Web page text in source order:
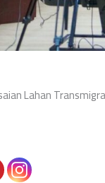
Lahan